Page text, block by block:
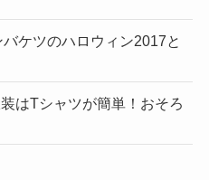
ケツのハロウィン2017と
はTシャツが簡単！おそろ